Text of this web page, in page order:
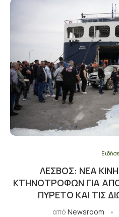
ΛΈΣΒΟΣ: ΝΈΑ
ΚΤΗΝΟΤΡΌΦΩΝ ΓΙΑ
ΠΥΡΕΤΌ ΚΑΙ ΤΙΣ
από Newsroom